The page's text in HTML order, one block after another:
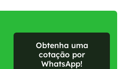
Obtenha uma
cotação por
WhatsApp!